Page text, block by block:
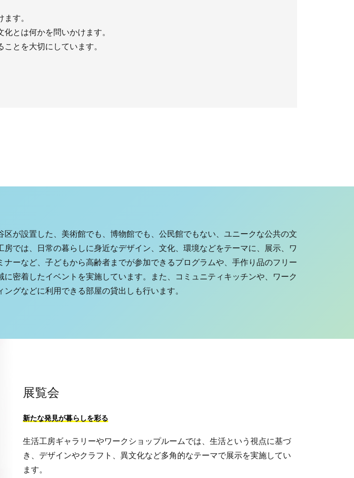
す。
とは何かを問いかけます。
とを大切にしています。
区が設置した、美術館でも、博物館でも、公民館でもない、ユニークな公共の文
房では、日常の暮らしに身近なデザイン、文化、環境などをテーマに、展示、ワ
ナーなど、子どもから高齢者までが参加できるプログラムや、手作り品のフリー
に密着したイベントを実施しています。また、コミュニティキッチンや、ワーク
ングなどに利用できる部屋の貸出しも行います。
展覧会
新たな発見が暮らしを彩る
生活工房ギャラリーやワークショップルームでは、生活という視点に基づ
き、デザインやクラフト、異文化など多角的なテーマで展示を実施してい
ます。